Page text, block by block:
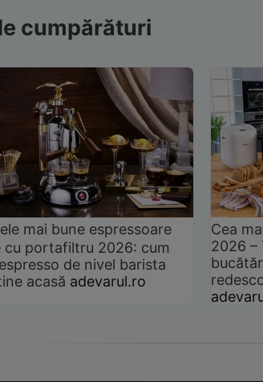
cumpărături
mai bune espressoare
cu portafiltru 2026: cum
de nivel barista
acasă adevarul.ro
Cea
2026 –